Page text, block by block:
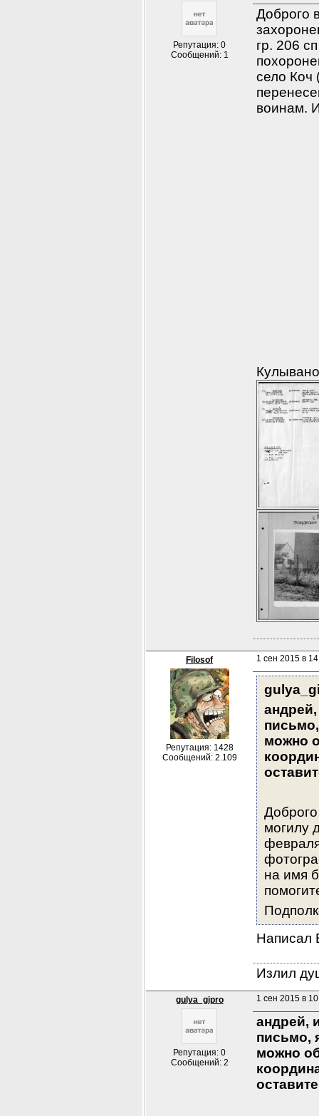
Репутация: 0
Сообщений: 1
Доброго
гр. 206
село Коч
воинам.
Filosof
Репутация: 1428
Сообщений: 2.109
1 сен 2015 в
можно
могилу
на имя
Написал
Излил
gulya_gipro
Репутация: 0
Сообщений: 2
1 сен 2015 в
андрей,
письмо,
можно